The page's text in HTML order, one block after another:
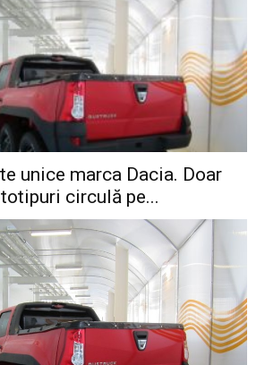
unice marca Dacia. Doar
circulă pe...